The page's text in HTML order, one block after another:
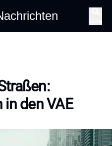
den VAE